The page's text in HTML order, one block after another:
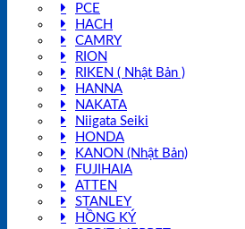
PCE
HACH
CAMRY
RION
RIKEN ( Nhật Bản )
HANNA
NAKATA
Niigata Seiki
HONDA
KANON (Nhật Bản)
FUJIHAIA
ATTEN
STANLEY
HỒNG KÝ